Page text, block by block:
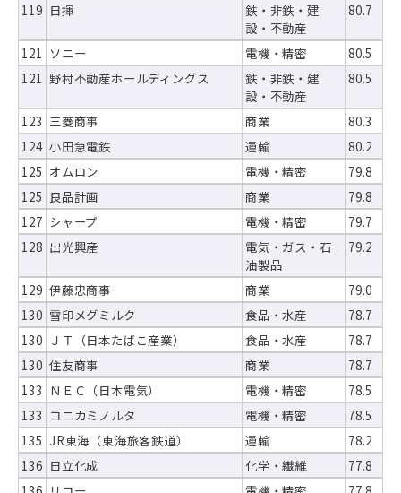
119 日揮
鉄・非鉄・建
設・不動産
80.7
121 ソニー 電機・精密
80.5
121 野村不動産ホールディングス
鉄・非鉄・建
設・不動産
80.5
123 三菱商事 商業
80.3
124 小田急電鉄 運輸
80.2
125 オムロン 電機・精密
79.8
125 良品計画 商業
79.8
127 シャープ 電機・精密
79.7
128 出光興産
電気・ガス・石
油製品
79.2
129 伊藤忠商事 商業
79.0
130 雪印メグミルク 食品・水産
78.7
130 ＪＴ（日本たばこ産業） 食品・水産
78.7
130 住友商事 商業
78.7
133 ＮＥＣ（日本電気） 電機・精密
78.5
133 コニカミノルタ 電機・精密
78.5
135 JR東海（東海旅客鉄道） 運輸
78.2
136 日立化成 化学・繊維
77.8